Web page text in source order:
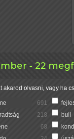
- 22
olvasni, vagy ha
691
218 buli
68